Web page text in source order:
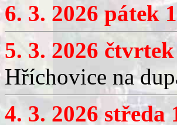
6. 3. 2026 pátek
5. 3. 2026
Hříchovice na
4. 3. 2026 středa